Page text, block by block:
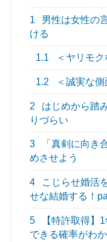
1
男性は女性の
ける
1.1 ＜ヤリモ
1.2 ＜誠実な
2
はじめから踏
りづらい
3
「真剣に向き
めさせよう
4
こじらせ婚活
せな結婚する！
5
【特許取得】
できる確率がわ